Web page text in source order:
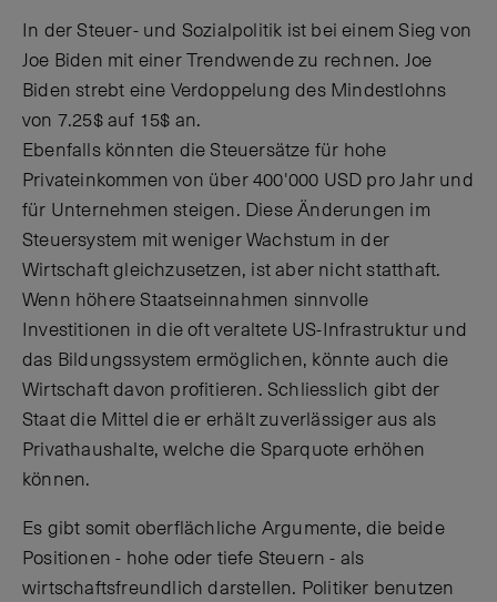
In der Steuer- und Sozialpolitik ist bei einem Sieg von
Joe Biden mit einer Trendwende zu rechnen. Joe
Biden strebt eine Verdoppelung des Mindestlohns
von 7.25$ auf 15$ an.
Ebenfalls könnten die Steuersätze für hohe
Privateinkommen von über 400'000 USD pro Jahr und
für Unternehmen steigen. Diese Änderungen im
Steuersystem mit weniger Wachstum in der
Wirtschaft gleichzusetzen, ist aber nicht statthaft.
Wenn höhere Staatseinnahmen sinnvolle
Investitionen in die oft veraltete US-Infrastruktur und
das Bildungssystem ermöglichen, könnte auch die
Wirtschaft davon profitieren. Schliesslich gibt der
Staat die Mittel die er erhält zuverlässiger aus als
Privathaushalte, welche die Sparquote erhöhen
können.
Es gibt somit oberflächliche Argumente, die beide
Positionen - hohe oder tiefe Steuern - als
wirtschaftsfreundlich darstellen. Politiker benutzen